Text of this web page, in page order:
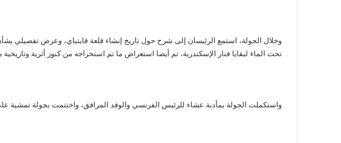
وخلال الجولة، استمع الرئيسان إلى شرح حول تاريخ إنشاء قلعة قايتباي، وعرض تفصيلي
تحت الماء لبقايا فنار الإسكندرية، تم أيضا استعراض ما تم استخراجه من كنوز أثرية
واستكملت الجولة بمأدبة عشاء للرئيس الفرنسي والوفد المرافق، واختتمت بجولة تمشية